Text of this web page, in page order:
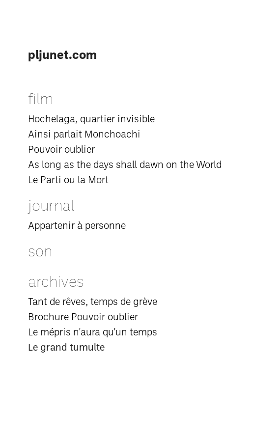
pljunet.com
film
Hochelaga, quartier invisible
Ainsi parlait Monchoachi
Pouvoir oublier
As long as the days shall dawn on the World
Le Parti ou la Mort
journal
Appartenir à personne
son
archives
Tant de rêves, temps de grève
Brochure Pouvoir oublier
Le mépris n'aura qu'un temps
Le grand tumulte